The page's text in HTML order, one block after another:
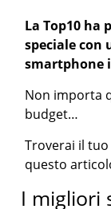
La Top10 ha
speciale con
smartphone
Non importa
budget…
Troverai il
questo
I migliori